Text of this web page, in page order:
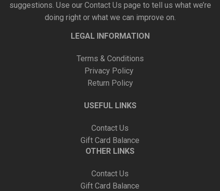
suggestions. Use our Contact Us page to tell us what we’re
doing right or what we can improve on.
LEGAL INFORMATION
Terms & Conditions
Privacy Policy
Return Policy
USEFUL LINKS
Contact Us
Gift Card Balance
OTHER LINKS
Contact Us
Gift Card Balance